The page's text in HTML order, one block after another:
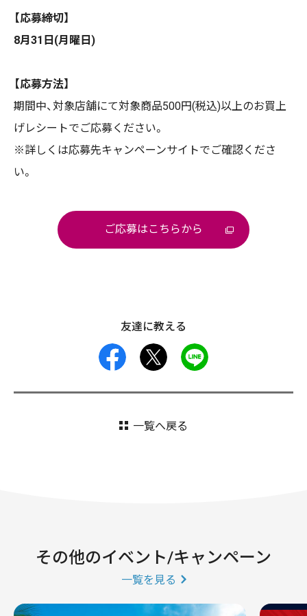
【応募締切】
8月31日(月曜日)
【応募方法】
期間中、対象店舗にて対象商品500円(税込)以上のお買上
げレシートでご応募ください。
※詳しくは応募先キャンペーンサイトでご確認くださ
い。
ご応募はこちらから
友達に教える
facebook
一覧へ戻る
その他のイベント/キャンペーン
一覧を見る